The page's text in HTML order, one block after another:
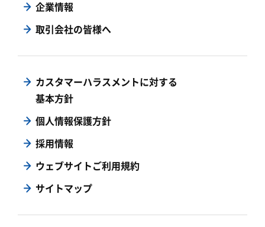
企業情報
取引会社の皆様へ
カスタマーハラスメントに対する
基本方針
個人情報保護方針
採用情報
ウェブサイトご利用規約
サイトマップ